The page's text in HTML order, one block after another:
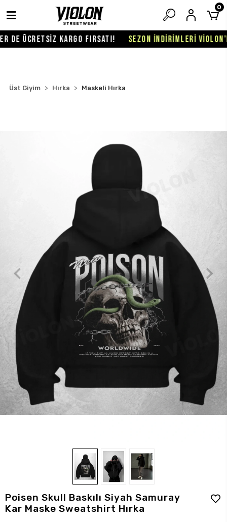
ÜCRETSİZ KARGO FIRSATI! SEZON İNDİRİMLERİ
0
Üst Giyim Hırka Maskeli Hırka
Poisen Skull Baskılı Siyah Samuray
Kar Maske Sweatshirt Hırka